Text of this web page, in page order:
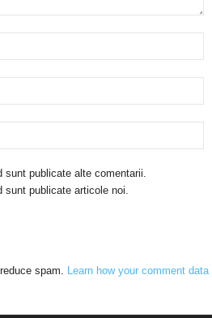
sunt publicate alte comentarii.
sunt publicate articole noi.
spam. Learn how your comment data